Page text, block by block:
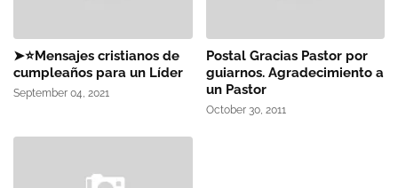
➤⭐Mensajes cristianos de
cumpleaños para un Líder
September 04, 2021
Postal Gracias Pastor por
guiarnos. Agradecimiento a
un Pastor
October 30, 2011